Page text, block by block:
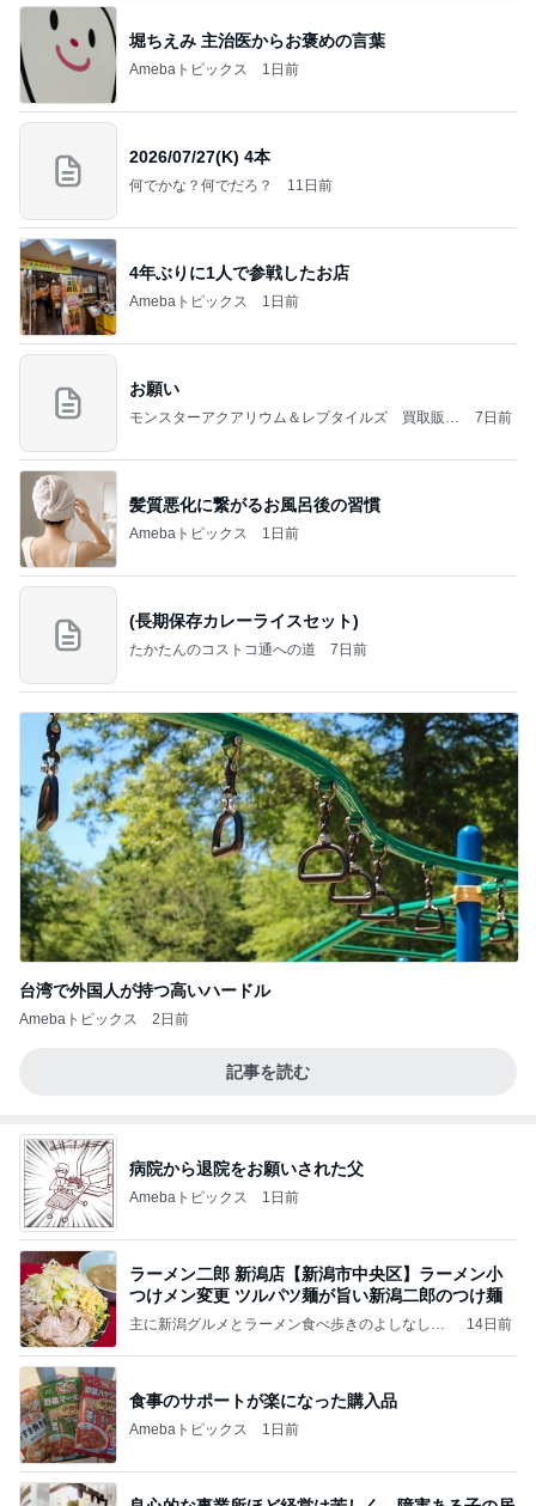
堀ちえみ 主治医からお褒めの言葉
Amebaトピックス 1日前
2026/07/27(K) 4本
何でかな？何でだろ？ 11日前
4年ぶりに1人で参戦したお店
Amebaトピックス 1日前
お願い
モンスターアクアリウム＆レプタイルズ 買取販売
7日前
髪質悪化に繋がるお風呂後の習慣
Amebaトピックス 1日前
(長期保存カレーライスセット)
たかたんのコストコ通への道 7日前
台湾で外国人が持つ高いハードル
Amebaトピックス 2日前
記事を読む
病院から退院をお願いされた父
Amebaトピックス 1日前
ラーメン二郎 新潟店【新潟市中央区】ラーメン小
つけメン変更 ツルパツ麺が旨い新潟二郎のつけ麺
主に新潟グルメとラーメン食べ歩きのよしなしご
14日前
食事のサポートが楽になった購入品
Amebaトピックス 1日前